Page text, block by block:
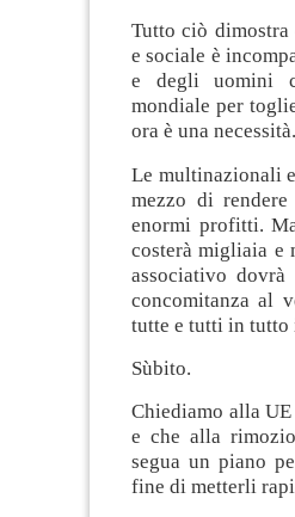
Tutto ciò dimostra
e sociale è
e degli uomini
mondiale per
ora è una necessità.
Le multinazionali
mezzo di
enormi profitti.
costerà migliaia
associativo
concomitanza al
tutte e tutti in tutto
Sùbito.
Chiediamo alla
e che alla
segua un piano
fine di metterli